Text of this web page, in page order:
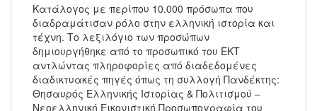
Κατάλογος με περίπου 10.000 πρόσωπα που
διαδραμάτισαν ρόλο στην ελληνική ιστορία και
τέχνη. Το λεξιλόγιο των προσώπων
δημιουργήθηκε από το προσωπικό του ΕΚΤ
αντλώντας πληροφορίες από διαδεδομένες
διαδικτυακές πηγές όπως τη συλλογή Πανδέκτης:
Θησαυρός Ελληνικής Ιστορίας & Πολιτισμού –
Νεοελληνική Εικονιστική Προσωπογραφία του